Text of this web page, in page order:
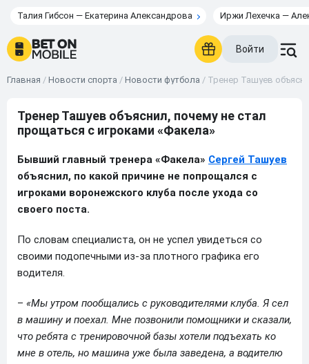
Талия Гибсон — Екатерина Александрова Иржи Лехечка —
Войти
Главная / Новости спорта / Новости футбола / Тренер Ташуев
Тренер Ташуев объяснил, почему не стал
прощаться с игроками «Факела»
Бывший главный тренера «Факела» Сергей Ташуев
объяснил, по какой причине не попрощался с
игроками воронежского клуба после ухода со
своего поста.
По словам специалиста, он не успел увидеться со
своими подопечными из-за плотного графика его
водителя.
– «Мы утром пообщались с руководителями клуба. Я сел
в машину и поехал. Мне позвонили помощники и сказали,
что ребята с тренировочной базы хотели подъехать ко
мне в отель, но машина уже была заведена, а водителю